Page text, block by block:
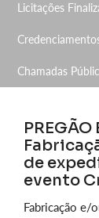
Licitações
Chamadas
de
evento
Fabricação e/